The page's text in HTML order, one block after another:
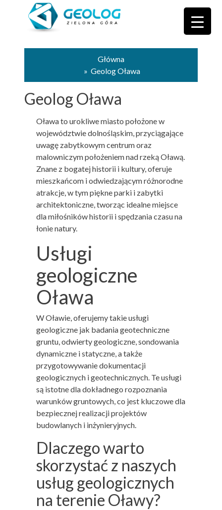
Główna
» Geolog Oława
Geolog Oława
Oława to urokliwe miasto położone w
województwie dolnośląskim, przyciągające
uwagę zabytkowym centrum oraz
malowniczym położeniem nad rzeką Oławą.
Znane z bogatej historii i kultury, oferuje
mieszkańcom i odwiedzającym różnorodne
atrakcje, w tym piękne parki i zabytki
architektoniczne, tworząc idealne miejsce
dla miłośników historii i spędzania czasu na
łonie natury.
Usługi
geologiczne
Oława
W Oławie, oferujemy takie usługi
geologiczne jak badania geotechniczne
gruntu, odwierty geologiczne, sondowania
dynamiczne i statyczne, a także
przygotowywanie dokumentacji
geologicznych i geotechnicznych. Te usługi
są istotne dla dokładnego rozpoznania
warunków gruntowych, co jest kluczowe dla
bezpiecznej realizacji projektów
budowlanych i inżynieryjnych.
Dlaczego warto
skorzystać z naszych
usług geologicznych
na terenie Oławy?